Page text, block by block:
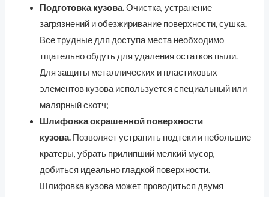
Подготовка кузова.Очистка, устранение
загрязнений и обезжиривание поверхности, сушка.
Все трудные для доступа места необходимо
тщательно обдуть для удаления остатков пыли.
Для защиты металлических и пластиковых
элементов кузова используется специальный или
малярный скотч;
Шлифовка окрашенной поверхности
кузова. Позволяет устранить подтеки и небольшие
кратеры, убрать прилипший мелкий мусор,
добиться идеально гладкой поверхности.
Шлифовка кузова может проводиться двумя